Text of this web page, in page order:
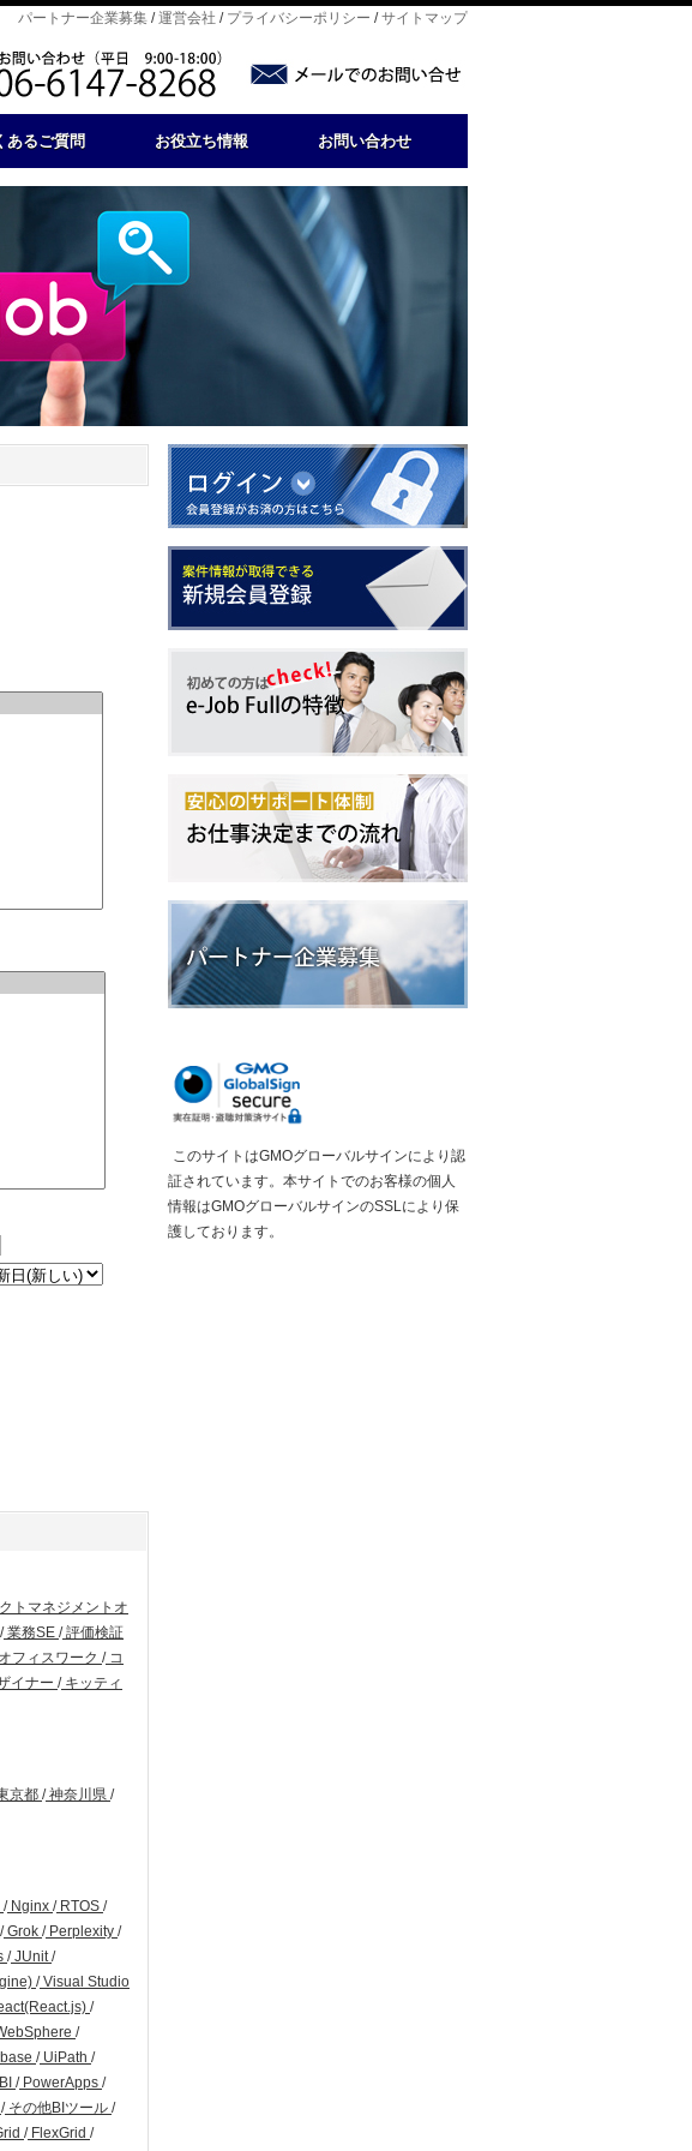
パートナー企業募集 /運営会社 / プライバシーポリシー /サイトマップ
あるご質問 お役立ち情報 お問い合わせ
トマネジメントオ
/業務SE /評価検証
フィスワーク /コ
イナー /キッティ
京都 /神奈川県 /
/Nginx /RTOS /
/Grok /Perplexity /
/JUnit/
/Visual Studio
/
/
/UiPath /
/PowerApps /
/その他BIツール /
/FlexGrid /
このサイトはGMOグローバルサインにより認
証されています。本サイトでのお客様の個人
情報はGMOグローバルサインのSSLにより保
護しております。